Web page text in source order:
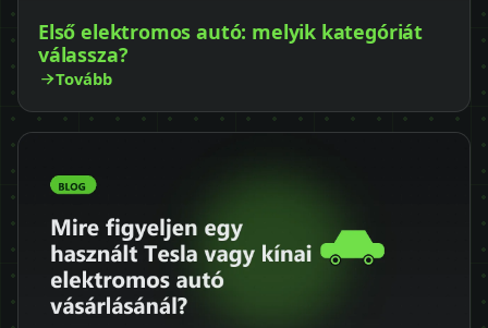
Első elektromos autó: melyik kategóriát
válassza?
Tovább